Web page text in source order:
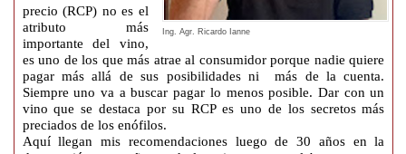
Ing. Agr. Ricardo Ianne
precio (RCP) no es el
atributo más
importante del vino,
es uno de los que más atrae al consumidor porque nadie quiere
pagar más allá de sus posibilidades ni más de la cuenta.
Siempre uno va a buscar pagar lo menos posible. Dar con un
vino que se destaca por su RCP es uno de los secretos más
preciados de los enófilos.
Aquí llegan mis recomendaciones luego de 30 años en la